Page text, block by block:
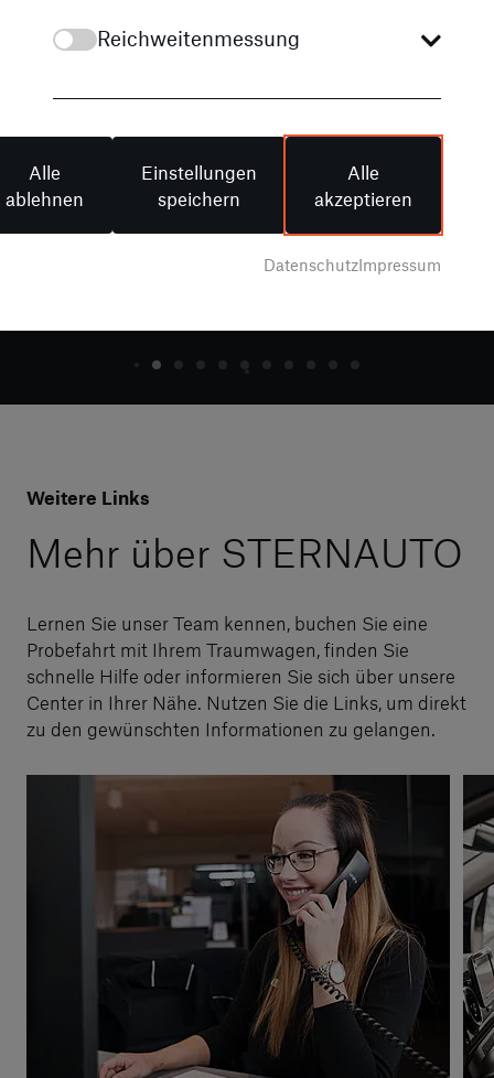
Weitere Links
Mehr über STERNAUTO
Lernen Sie unser Team kennen, buchen Sie eine
Probefahrt mit Ihrem Traumwagen, finden Sie
schnelle Hilfe oder informieren Sie sich über unsere
Center in Ihrer Nähe. Nutzen Sie die Links, um direkt
zu den gewünschten Informationen zu gelangen.
Reichweitenmessung
Alle
ablehnen
Einstellungen
speichern
Alle
akzeptieren
DatenschutzImpressum